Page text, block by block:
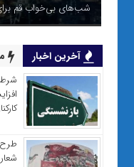
شب‌های بی‌خواب قم
آخرین اخبار
طرح